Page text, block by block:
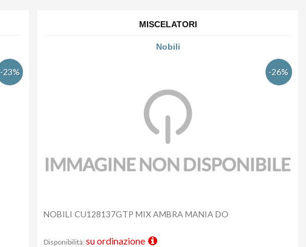
-23%
MISCELATORI
Nobili
-26%
NOBILI CU128137GTP MIX AMBRA MANIA DO
Disponibilità: su ordinazione